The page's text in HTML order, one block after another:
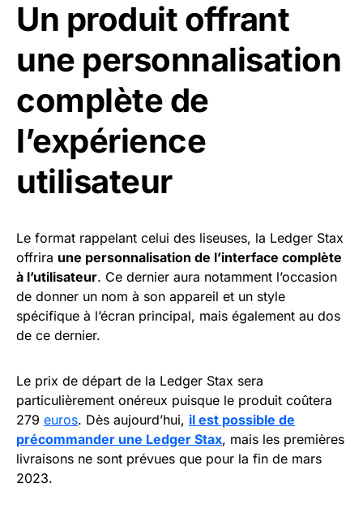
Un produit offrant
une personnalisation
complète de
l’expérience
utilisateur
Le format rappelant celui des liseuses, la Ledger Stax
offrira une personnalisation de l’interface complète
à l’utilisateur. Ce dernier aura notamment l’occasion
de donner un nom à son appareil et un style
spécifique à l’écran principal, mais également au dos
de ce dernier.
Le prix de départ de la Ledger Stax sera
particulièrement onéreux puisque le produit coûtera
279 euros. Dès aujourd’hui, il est possible de
précommander une Ledger Stax, mais les premières
livraisons ne sont prévues que pour la fin de mars
2023.